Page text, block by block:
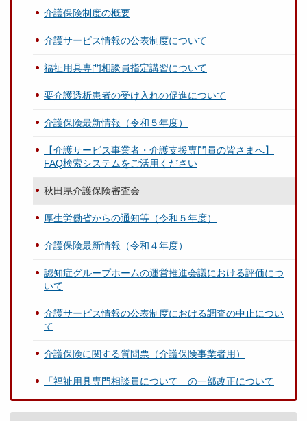
介護保険制度の概要
介護サービス情報の公表制度について
福祉用具専門相談員指定講習について
要介護透析患者の受け入れの促進について
介護保険最新情報（令和５年度）
【介護サービス事業者・介護支援専門員の皆さまへ】
FAQ検索システムをご活用ください
秋田県介護保険審査会
厚生労働省からの通知等（令和５年度）
介護保険最新情報（令和４年度）
認知症グループホームの運営推進会議における評価につ
いて
介護サービス情報の公表制度における調査の中止につい
て
介護保険に関する質問票（介護保険事業者用）
「福祉用具専門相談員について」の一部改正について